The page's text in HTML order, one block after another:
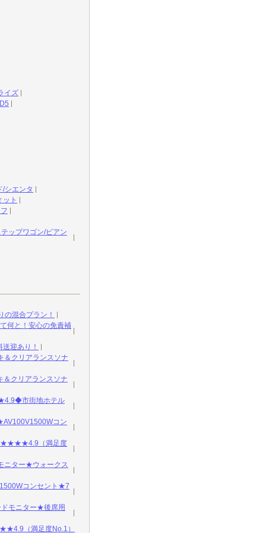
イズ
シエンタ
ト
ップワゴン/ビアン
の混合プラン！
何と！安心の免責補
迎あり！
クリアランスソナ
クリアランスソナ
市街地ホテル
コン
★★★★★4.9（満足度
ニター★ウォークス
コンセント★7
モニター★後席用
（満足度No.1）